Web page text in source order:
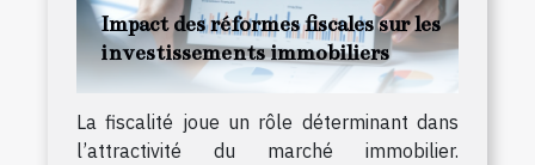
Impact des réformes fiscales sur les
investissements immobiliers
La fiscalité joue un rôle déterminant dans
l’attractivité du marché immobilier.